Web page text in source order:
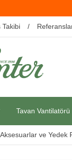
Takibi
Tavan Vantilatörü
Aksesuarlar ve Yedek